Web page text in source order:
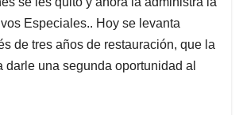
Especiales.. Hoy se levanta
de tres años de restauración, que la
darle una segunda oportunidad al